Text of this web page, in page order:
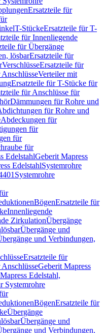
Ersatzteile für
T-StückeErsatzteile für T-
für Innenliegende
für Übergänge
lösbarErsatzteile für
VerschlüsseErsatzteile für
Verteiler mit
Ersatzteile für T-Stücke für
für Anschlüsse für
Dämmungen für Rohre und
für Rohre und
Abdeckungen für
für
für
für
EdelstahlGeberit Mapress
EdelstahlSystemrohre
Systemrohre
BögenErsatzteile für
Innenliegende
ZirkulationÜbergänge
Übergänge und
und Verbindungen,
Ersatzteile für
Geberit Mapress
Edelstahl,
Systemrohre
BögenErsatzteile für
Übergänge
Übergänge und
und Verbindungen,